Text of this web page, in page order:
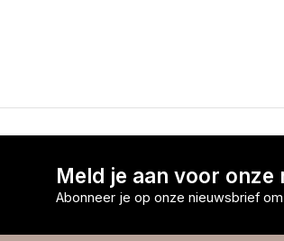
Meld je aan voor
Abonneer je op onze nieuwsbrief